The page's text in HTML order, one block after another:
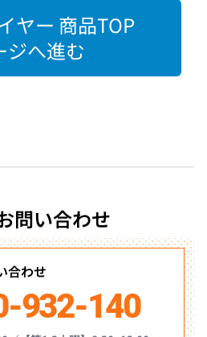
ヤー 商品TOP
ジへ進む
問い合わせ
合わせ
932-140